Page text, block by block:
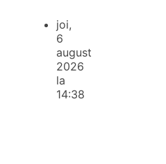
joi,
6
august
2026
la
14:38